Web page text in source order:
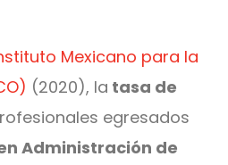
Mexicano para la
(2020), la tasa de
egresados
Administración de